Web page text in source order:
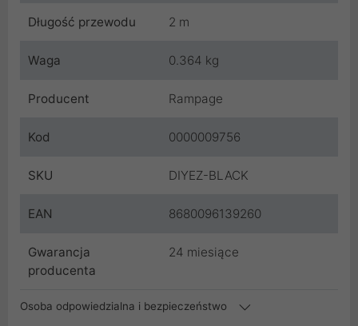
Długość przewodu 2 m
Waga 0.364 kg
Producent Rampage
Kod 0000009756
SKU DIYEZ-BLACK
EAN 8680096139260
Gwarancja
producenta
24 miesiące
Osoba odpowiedzialna i bezpieczeństwo